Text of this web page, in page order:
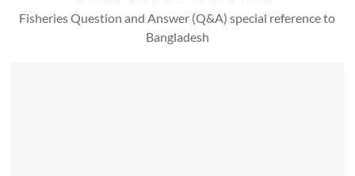
Fisheries Question and Answer (Q&A) special reference to
Bangladesh